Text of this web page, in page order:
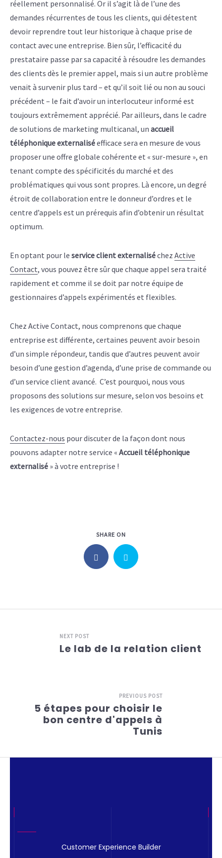
réellement personnalisé. Or il s’agit là de l’une des
demandes récurrentes de tous les clients, qui détestent
devoir reprendre tout leur historique à chaque prise de
contact avec une entreprise. Bien sûr, l’efficacité du
prestataire passe par sa capacité à résoudre les demandes
des clients dès le premier appel, mais si un autre problème
venait à survenir plus tard – et qu’il soit lié ou non au souci
précédent – le fait d’avoir un interlocuteur informé est
toujours extrêmement apprécié. Par ailleurs, dans le cadre
de solutions de marketing multicanal, un accueil
téléphonique externaliséefficace sera en mesure de vous
proposer une offre globale cohérente et « sur-mesure », en
tenant compte des spécificités du marché et des
problématiques qui vous sont propres. Là encore, un degré
étroit de collaboration entre le donneur d’ordres et le
centre d’appels est un prérequis afin d’obtenir un résultat
optimum.
En optant pour le service client externaliséchez Active
Contact, vous pouvez être sûr que chaque appel sera traité
rapidement et comme il se doit par notre équipe de
gestionnaires d’appels expérimentés et flexibles.
Chez Active Contact, nous comprenons que chaque
entreprise est différente, certaines peuvent avoir besoin
d’un simple répondeur, tandis que d’autres peuvent avoir
besoin d’une gestion d’agenda, d’une prise de commande ou
d’un service client avancé. C’est pourquoi, nous vous
proposons des solutions sur mesure, selon vos besoins et
les exigences de votre entreprise.
Contactez-nous pour discuter de la façon dont nous
pouvons adapter notre service « Accueil téléphonique
externalisé » à votre entreprise !
SHARE ON
NEXT POST
Le lab de la relation client
PREVIOUS POST
5 étapes pour choisir le
bon centre d'appels à
Tunis
Customer Experience Builder